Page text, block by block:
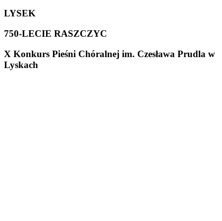
LYSEK
750-LECIE RASZCZYC
X Konkurs Pieśni Chóralnej im. Czesława Prudla w
Lyskach